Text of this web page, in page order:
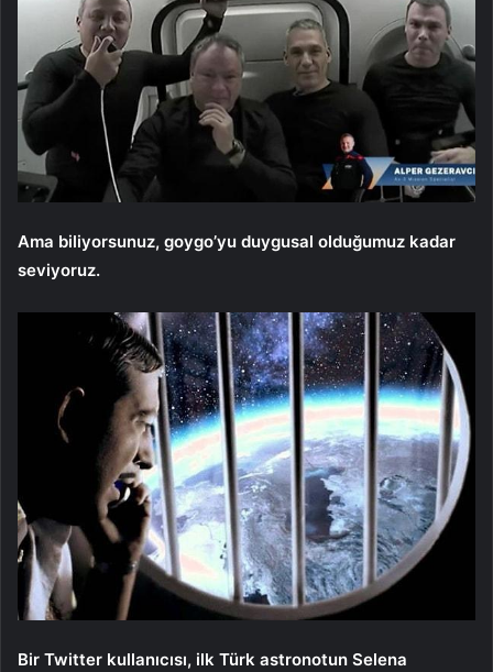
Ama biliyorsunuz, goygo’yu duygusal olduğumuz kadar
seviyoruz.
Bir Twitter kullanıcısı, ilk Türk astronotun Selena